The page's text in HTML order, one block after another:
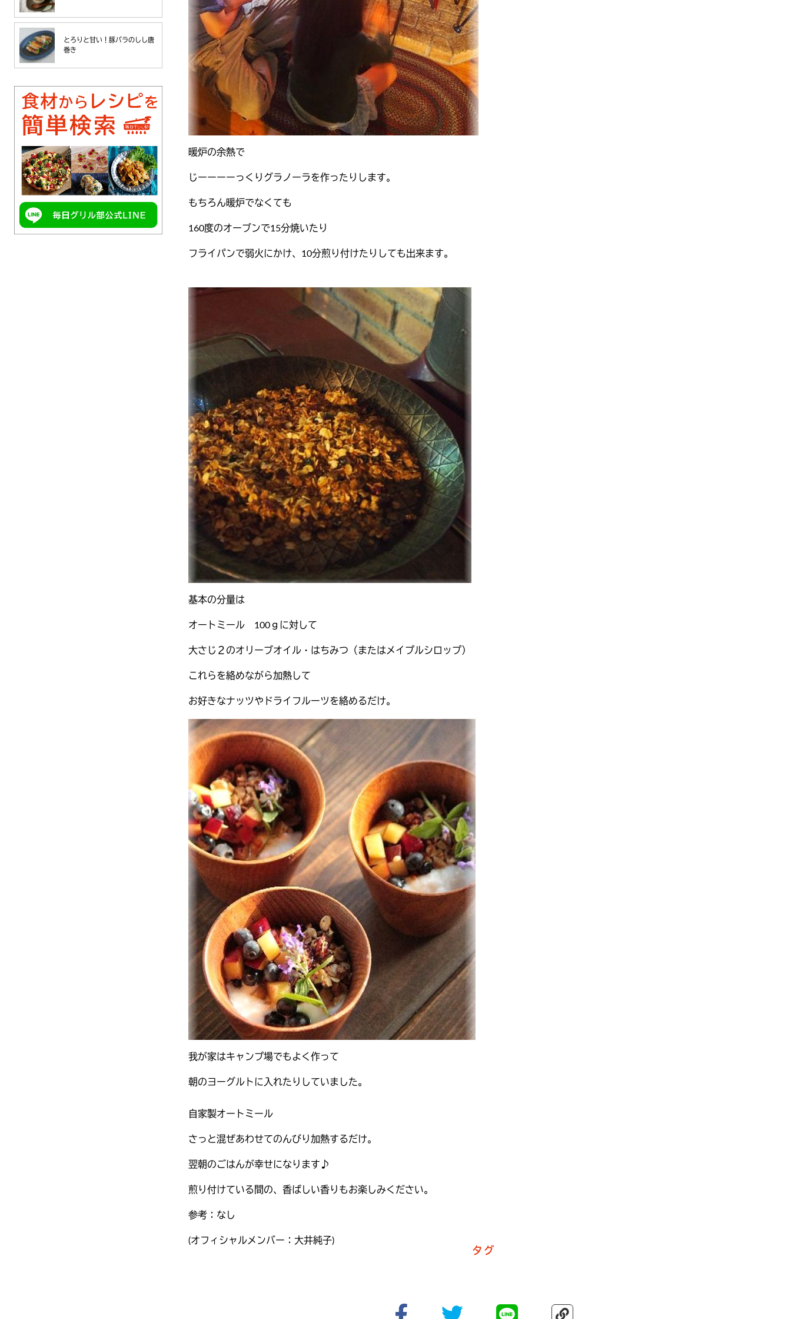
とろりと甘い！豚バラのしし唐
巻き
暖炉の余熱で
じーーーーっくりグラノーラを作ったりします。
もちろん暖炉でなくても
160度のオーブンで15分焼いたり
フライパンで弱火にかけ、10分煎り付けたりしても出来ます。
基本の分量は
オートミール 100ｇに対して
大さじ２のオリーブオイル・はちみつ（またはメイプルシロップ）
これらを絡めながら加熱して
お好きなナッツやドライフルーツを絡めるだけ。
我が家はキャンプ場でもよく作って
朝のヨーグルトに入れたりしていました。
自家製オートミール
さっと混ぜあわせてのんびり加熱するだけ。
翌朝のごはんが幸せになります♪
煎り付けている間の、香ばしい香りもお楽しみください。
参考：なし
(オフィシャルメンバー：大井純子)
タグ